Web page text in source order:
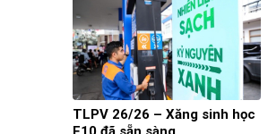
TLPV 26/26 – Xăng sinh học